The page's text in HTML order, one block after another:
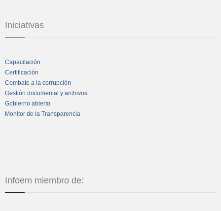
Iniciativas
Capacitación
Certificación
Combate a la corrupción
Gestión documental y archivos
Gobierno abierto
Monitor de la Transparencia
Infoem miembro de: